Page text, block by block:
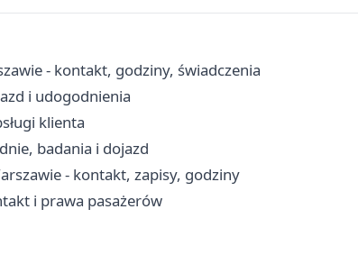
- kontakt, godziny, świadczenia
i udogodnienia
klienta
badania i dojazd
- kontakt, zapisy, godziny
i prawa pasażerów